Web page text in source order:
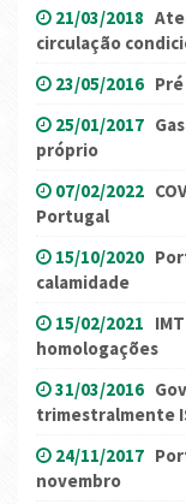
21/03/2018
circulação
23/05/2016
25/01/2017
próprio
07/02/2022
Portugal
15/10/2020
calamidade
15/02/2021
homologações
31/03/2016
trimestralmente
24/11/2017
novembro